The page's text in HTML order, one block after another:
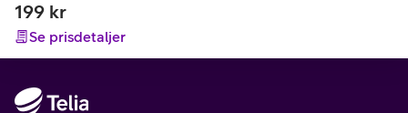
199 kr
Se prisdetaljer